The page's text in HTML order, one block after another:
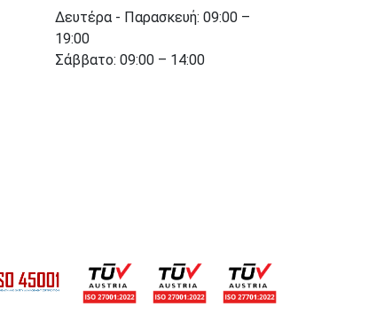
Δευτέρα - Παρασκευή: 09:00 –
19:00
Σάββατο: 09:00 – 14:00